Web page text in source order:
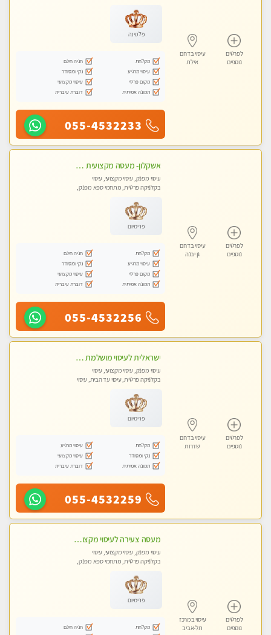
לפרטים
נוספים
עיסוי בדרום
אילת
פלטינה
מקלחת
חניה חינם
עיסוי מרגיע
נקי ומסודר
מקום פרטי
עיסוי מקצועי
תמונה אמיתית
דוברת עיברית
055-4532233
לפרטים
נוספים
עיסוי בדרום
גן יבנה
אשקלון- מעסה מקצועית חדשה ואיכותית לעיסוי מרגיע ומפנק VIP-מומלץ לחלוטין! פרטי! ​​​​​​ Highly recommended
עיסוי מפנק, עיסוי מקצועי, עיסוי
בקלניקה פרטית, מתחמי ספא מפנק,
טנטרה
פרימיום
מקלחת
חניה חינם
עיסוי מרגיע
נקי ומסודר
מקום פרטי
עיסוי מקצועי
תמונה אמיתית
דוברת עיברית
055-4532256
לפרטים
נוספים
עיסוי בדרום
שדרות
ישראלית לעיסוי מושלמת לעיסוי מושלם ואיכותי במיוחד !
עיסוי מפנק, עיסוי מקצועי, עיסוי
בקלניקה פרטית, עיסוי עד הבית, עיסוי
פרימיום
מקלחת
עיסוי מרגיע
נקי ומסודר
עיסוי מקצועי
תמונה אמיתית
דוברת עיברית
055-4532259
לפרטים
נוספים
עיסוי במרכז
תל-אביב
מעסה צעירה לעיסוי מקצועי בבת-ים ללא מין !!
עיסוי מפנק, עיסוי מקצועי, עיסוי
בקלניקה פרטית, מתחמי ספא מפנק,
טנטרה
פרימיום
מקלחת
חניה חינם